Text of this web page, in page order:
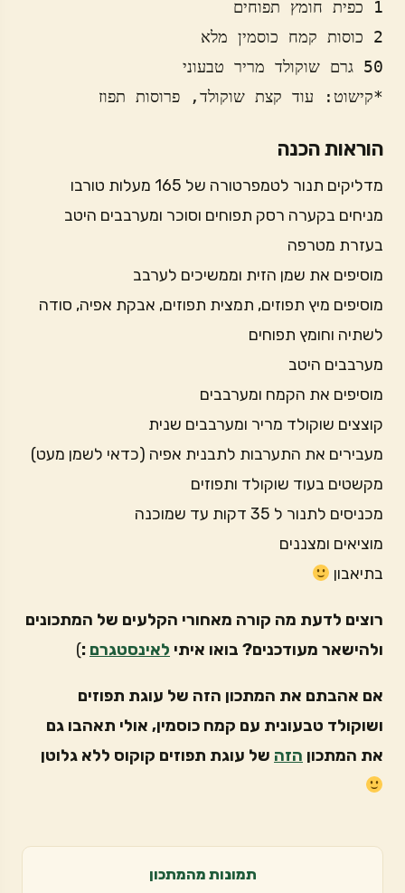
*קישוט: עוד קצת שוקולד, פרוסות תפוז
הוראות הכנה
מדליקים תנור לטמפרטורה של 165 מעלות טורבו
מניחים בקערה רסק תפוחים וסוכר ומערבבים היטב
בעזרת מטרפה
מוסיפים את שמן הזית וממשיכים לערבב
מוסיפים מיץ תפוזים, תמצית תפוזים, אבקת אפיה, סודה
לשתיה וחומץ תפוחים
מערבבים היטב
מוסיפים את הקמח ומערבבים
קוצצים שוקולד מריר ומערבבים שנית
מעבירים את התערבות לתבנית אפיה (כדאי לשמן מעט)
מקשטים בעוד שוקולד ותפוזים
מכניסים לתנור ל 35 דקות עד שמוכנה
מוציאים ומצננים
בתיאבון
רוצים לדעת מה קורה מאחורי הקלעים של המתכונים
ולהישאר מעודכנים? בואו איתי לאינסטגרם :
)
אם אהבתם את המתכון הזה של עוגת תפוזים
ושוקולד טבעונית עם קמח כוסמין, אולי תאהבו גם
את המתכון הזה של עוגת תפוזים קוקוס ללא גלוטן
תמונות מהמתכון